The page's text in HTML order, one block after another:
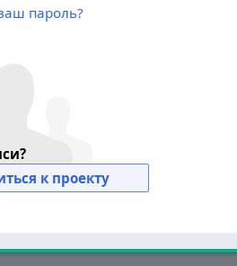
пароль?
к проекту